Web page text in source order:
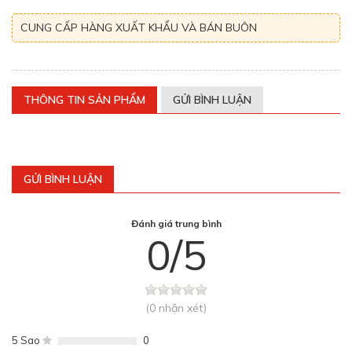
CUNG CẤP HÀNG XUẤT KHẨU VÀ BÁN BUÔN
THÔNG TIN SẢN PHẨM GỬI BÌNH LUẬN
GỬI BÌNH LUẬN
Đánh giá trung bình
0/5
(0 nhận xét)
5 Sao
0